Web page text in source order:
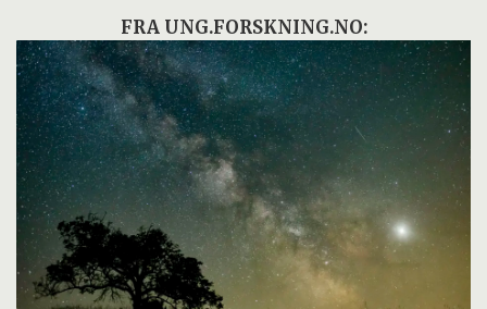
FRA UNG.FORSKNING.NO: